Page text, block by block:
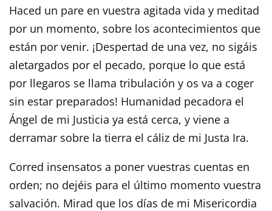
Haced un pare en vuestra agitada vida y meditad
por un momento, sobre los acontecimientos que
están por venir. ¡Despertad de una vez, no sigáis
aletargados por el pecado, porque lo que está
por llegaros se llama tribulación y os va a coger
sin estar preparados! Humanidad pecadora el
Ángel de mi Justicia ya está cerca, y viene a
derramar sobre la tierra el cáliz de mi Justa Ira.
Corred insensatos a poner vuestras cuentas en
orden; no dejéis para el último momento vuestra
salvación. Mirad que los días de mi Misericordia